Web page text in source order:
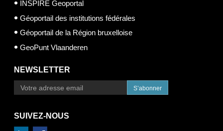
INSPIRE Geoportal
Géoportail des institutions fédérales
Géoportail de la Région bruxelloise
GeoPunt Vlaanderen
NEWSLETTER
S’abonner
SUIVEZ-NOUS